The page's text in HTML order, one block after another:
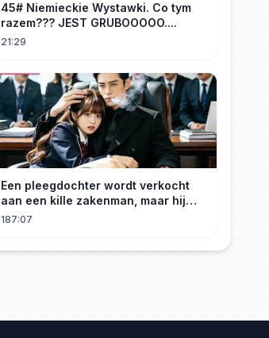
45# Niemieckie Wystawki. Co tym
razem??? JEST GRUBOOOOO....
21:29
Een pleegdochter wordt verkocht
aan een kille zakenman, maar hij
wordt verliefd op haar en neemt
187:07